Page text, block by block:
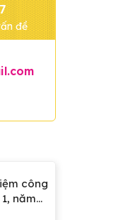
đề
công
năm